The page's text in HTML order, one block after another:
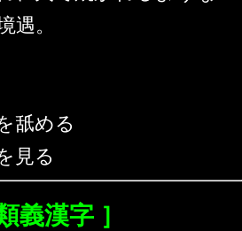
遇。
舐める
見る
義漢字 ］